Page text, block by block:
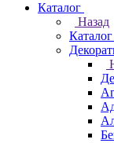
Каталог
Назад
Каталог